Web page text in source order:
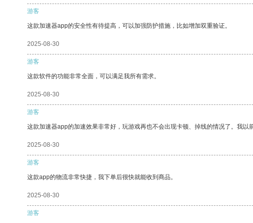
游客
这款加速器app的安全性有待提高，可以加强防护措施，比如增加双重验证。
2025-08-30
游客
这款软件的功能非常全面，可以满足我所有需求。
2025-08-30
游客
这款加速器app的加速效果非常好，玩游戏再也不会出现卡顿、掉线的情况了。我以
2025-08-30
游客
这款app的物流非常快捷，我下单后很快就能收到商品。
2025-08-30
游客